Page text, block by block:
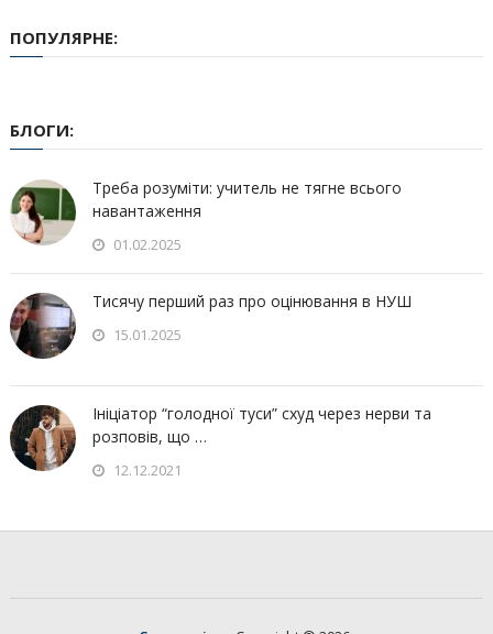
ПОПУЛЯРНЕ:
БЛОГИ:
Треба розуміти: учитель не тягне всього
навантаження
01.02.2025
Тисячу перший раз про оцінювання в НУШ
15.01.2025
Ініціатор “голодної туси” схуд через нерви та
розповів, що …
12.12.2021